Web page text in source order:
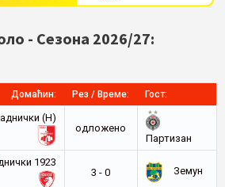
- Сезона 2026/27:
Домаћин: Рез / Време: Гост:
(Н)
oдложено
Партизан
1923
3 - 0
Земун